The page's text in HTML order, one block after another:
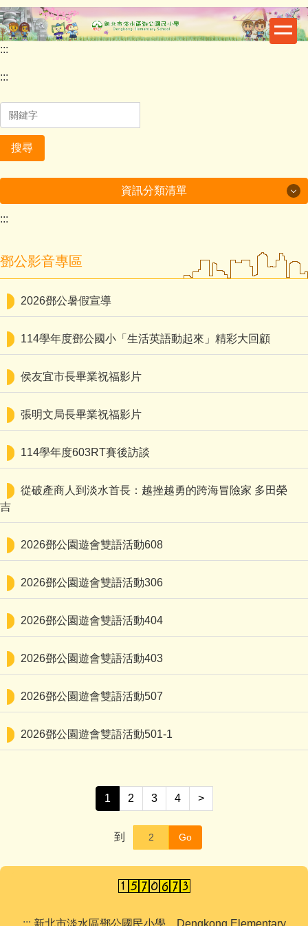
跳
到
主
內
區
:::
:::
搜尋
資訊分類清單
重要公告
行政處室
鄧公社團
教師專區
家長園地
English
:::
鄧公影音專區
2026鄧公暑假宣導
114學年度鄧公國小「生活英語動起來」精彩大回顧
侯友宜市長畢業祝福影片
張明文局長畢業祝福影片
114學年度603RT賽後訪談
從破產商人到淡水首長：越挫越勇的跨海冒險家 多田榮
吉
2026鄧公園遊會雙語活動608
2026鄧公園遊會雙語活動306
2026鄧公園遊會雙語活動404
2026鄧公園遊會雙語活動403
2026鄧公園遊會雙語活動507
2026鄧公園遊會雙語活動501-1
1 2 3 4 >
到 Go